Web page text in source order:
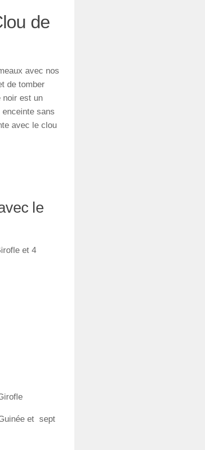
de
avec nos
de tomber
noir est un
sans
avec le clou
le
et 4
et sept